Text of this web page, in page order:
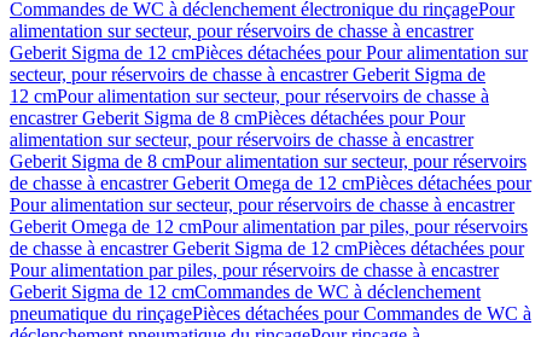
Commandes de WC à déclenchement électronique du rinçagePour
alimentation sur secteur, pour réservoirs de chasse à encastrer
Geberit Sigma de 12 cmPièces détachées pour Pour alimentation sur
secteur, pour réservoirs de chasse à encastrer Geberit Sigma de
12 cmPour alimentation sur secteur, pour réservoirs de chasse à
encastrer Geberit Sigma de 8 cmPièces détachées pour Pour
alimentation sur secteur, pour réservoirs de chasse à encastrer
Geberit Sigma de 8 cmPour alimentation sur secteur, pour réservoirs
de chasse à encastrer Geberit Omega de 12 cmPièces détachées pour
Pour alimentation sur secteur, pour réservoirs de chasse à encastrer
Geberit Omega de 12 cmPour alimentation par piles, pour réservoirs
de chasse à encastrer Geberit Sigma de 12 cmPièces détachées pour
Pour alimentation par piles, pour réservoirs de chasse à encastrer
Geberit Sigma de 12 cmCommandes de WC à déclenchement
pneumatique du rinçagePièces détachées pour Commandes de WC à